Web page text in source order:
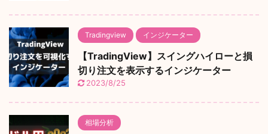
Tradingview インジケーター
【TradingView】スイングハイローと損
切り注文を表示するインジケーター
2023/8/25
相場分析